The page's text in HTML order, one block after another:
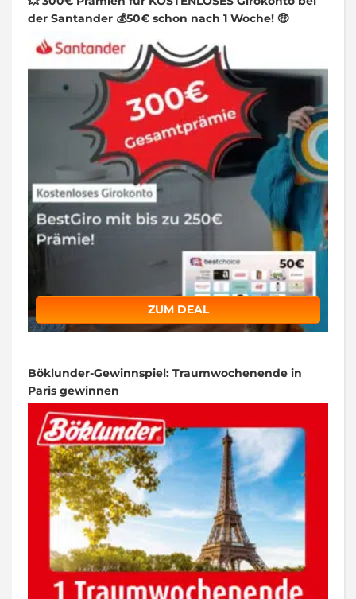
der Santander 💰50€ schon nach 1 Woche! 🤑
ZUM DEAL
Böklunder-Gewinnspiel: Traumwochenende in
Paris gewinnen